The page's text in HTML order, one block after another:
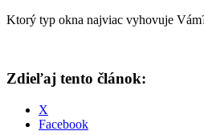
Ktorý typ okna najviac vyhovuje
Zdieľaj tento článok:
X
Facebook